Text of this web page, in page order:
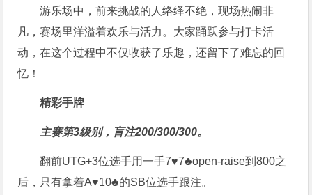
游乐场中，前来挑战的人络绎不绝，现场热闹非
凡，赛场里洋溢着欢乐与活力。大家踊跃参与打卡活
动，在这个过程中不仅收获了乐趣，还留下了难忘的回
忆！
精彩手牌
主赛第3级别，盲注200/300/300。
翻前UTG+3位选手用一手7♥7♣open-raise到800之
后，只有拿着A♥10♣的SB位选手跟注。